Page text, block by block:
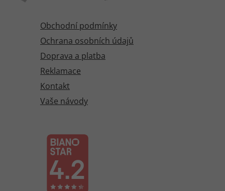
Obchodní podmínky
Ochrana osobních údajů
Doprava a platba
Reklamace
Kontakt
Vaše návody